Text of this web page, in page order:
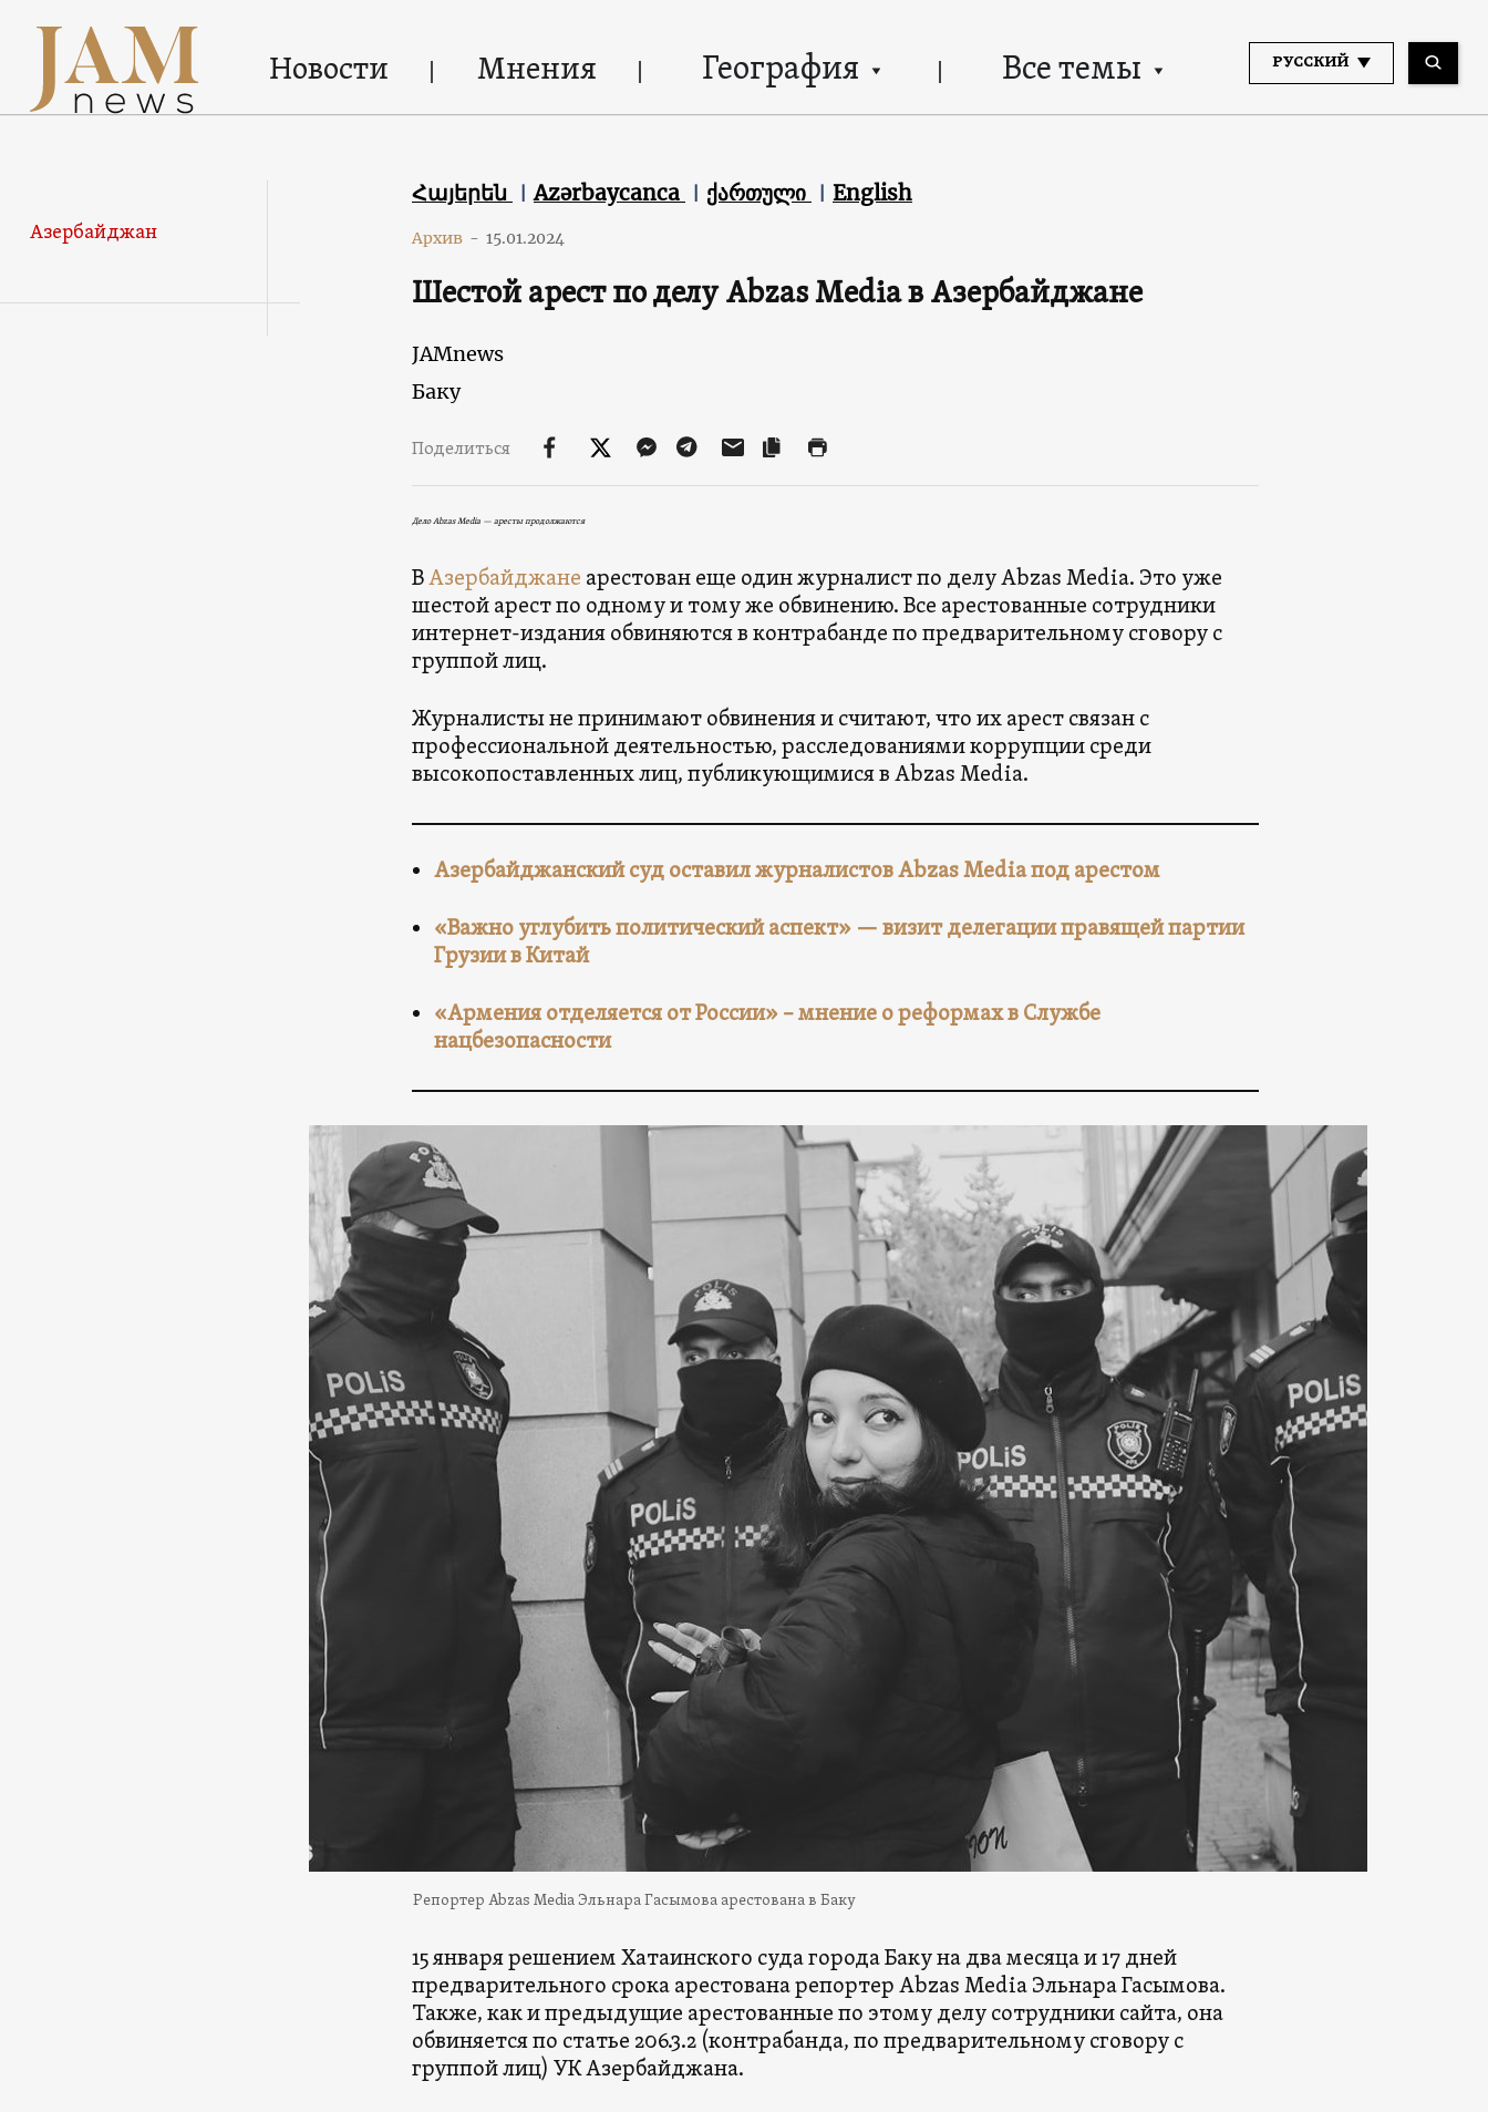
Новости Мнения География Все темы РУССКИЙ
Азербайджан
Հայերեն Azərbaycanca ქართული English
Архив - 15.01.2024
Шестой арест по делу Abzas Media в Азербайджане
JAMnews
Баку
Поделиться
Дело Abzas Media — аресты продолжаются
ВАзербайджане арестован еще один журналист по делу Abzas Media. Это уже
шестой арест по одному и тому же обвинению. Все арестованные сотрудники
интернет-издания обвиняются в контрабанде по предварительному сговору с
группой лиц.
Журналисты не принимают обвинения и считают, что их арест связан с
профессиональной деятельностью, расследованиями коррупции среди
высокопоставленных лиц, публикующимися в Abzas Media.
Азербайджанский суд оставил журналистов Abzas Media под арестом
«Важно углубить политический аспект» — визит делегации правящей партии
Грузии в Китай
«Армения отделяется от России» – мнение о реформах в Службе
нацбезопасности
Репортер Abzas Media Эльнара Гасымова арестована в Баку
15 января решением Хатаинского суда города Баку на два месяца и 17 дней
предварительного срока арестована репортер Abzas Media Эльнара Гасымова.
Также, как и предыдущие арестованные по этому делу сотрудники сайта, она
обвиняется по статье 206.3.2 (контрабанда, по предварительному сговору с
группой лиц) УК Азербайджана.